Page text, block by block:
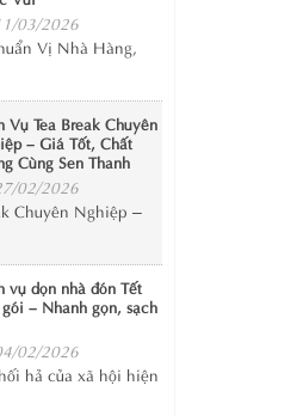
03/2026
Vị Nhà Hàng,
Vụ Tea Break Chuyên
– Giá Tốt, Chất
Cùng Sen Thanh
02/2026
Chuyên Nghiệp –
vụ dọn nhà đón Tết
– Nhanh gọn, sạch
02/2026
hả của xã hội hiện